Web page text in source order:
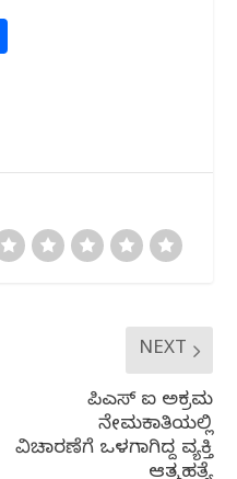
NEXT
ಪಿಎಸ್ ಐ ಅಕ್ರಮ
ನೇಮಕಾತಿಯಲ್ಲಿ
ವಿಚಾರಣೆಗೆ ಒಳಗಾಗಿದ್ದ ವ್ಯಕ್ತಿ